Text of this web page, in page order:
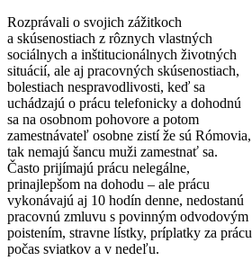
Rozprávali o svojich zážitkoch
a skúsenostiach z rôznych vlastných
sociálnych a inštitucionálnych životných
situácií, ale aj pracovných skúsenostiach,
bolestiach nespravodlivosti, keď sa
uchádzajú o prácu telefonicky a dohodnú
sa na osobnom pohovore a potom
zamestnávateľ osobne zistí že sú Rómovia,
tak nemajú šancu muži zamestnať sa.
Často prijímajú prácu nelegálne,
prinajlepšom na dohodu – ale prácu
vykonávajú aj 10 hodín denne, nedostanú
pracovnú zmluvu s povinným odvodovým
poistením, stravne lístky, príplatky za prácu
počas sviatkov a v nedeľu.